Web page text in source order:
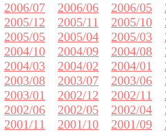
2006/07
2006/06 2006/05
2005/12
2005/11 2005/10
2005/05
2005/04 2005/03
2004/10
2004/09 2004/08
2004/03
2004/02 2004/01
2003/08
2003/07 2003/06
2003/01
2002/12 2002/11
2002/06
2002/05 2002/04
2001/11
2001/10 2001/09